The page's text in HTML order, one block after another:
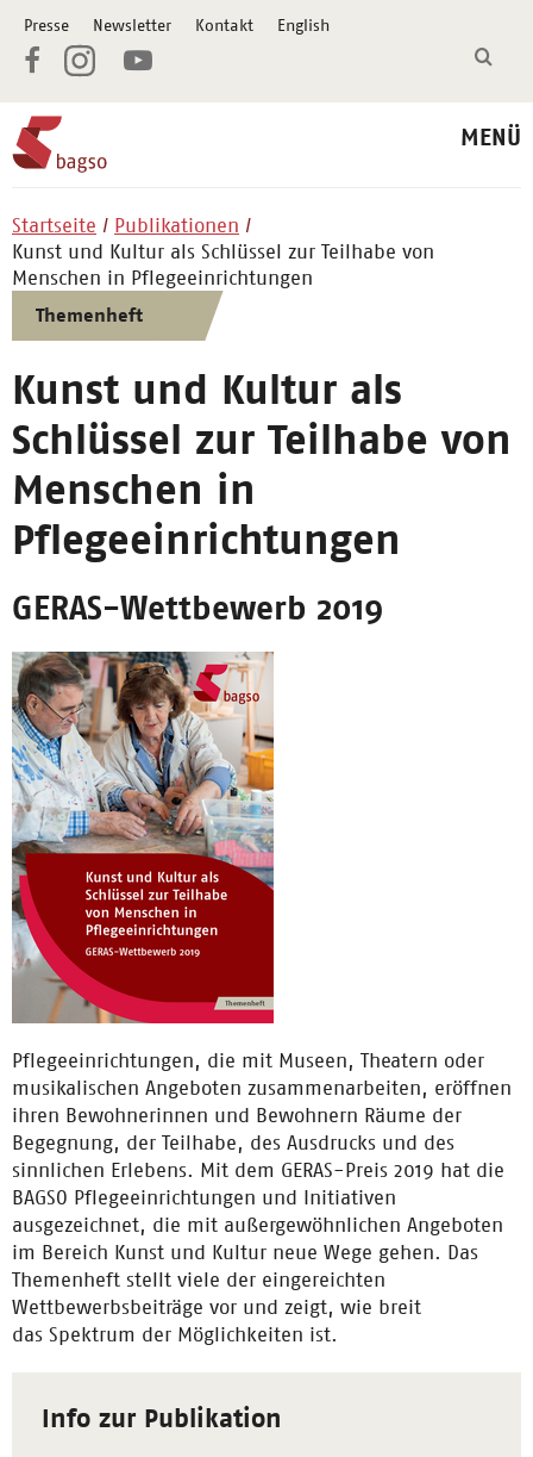
Presse Newsletter Kontakt English
MENÜ
Startseite
Publikationen
Kunst und Kultur als Schlüssel zur Teilhabe von
Menschen in Pflegeeinrichtungen
Themenheft
Kunst und Kultur als
Schlüssel zur Teilhabe von
Menschen in
Pflegeeinrichtungen
GERAS-Wettbewerb 2019
Pflegeeinrichtungen, die mit Museen, Theatern oder
musikalischen Angeboten zusammenarbeiten, eröffnen
ihren Bewohnerinnen und Bewohnern Räume der
Begegnung, der Teilhabe, des Ausdrucks und des
sinnlichen Erlebens. Mit dem GERAS-Preis 2019 hat die
BAGSO Pflegeeinrichtungen und Initiativen
ausgezeichnet, die mit außergewöhnlichen Angeboten
im Bereich Kunst und Kultur neue Wege gehen. Das
Themenheft stellt viele der eingereichten
Wettbewerbsbeiträge vor und zeigt, wie breit
das Spektrum der Möglichkeiten ist.
Info zur Publikation